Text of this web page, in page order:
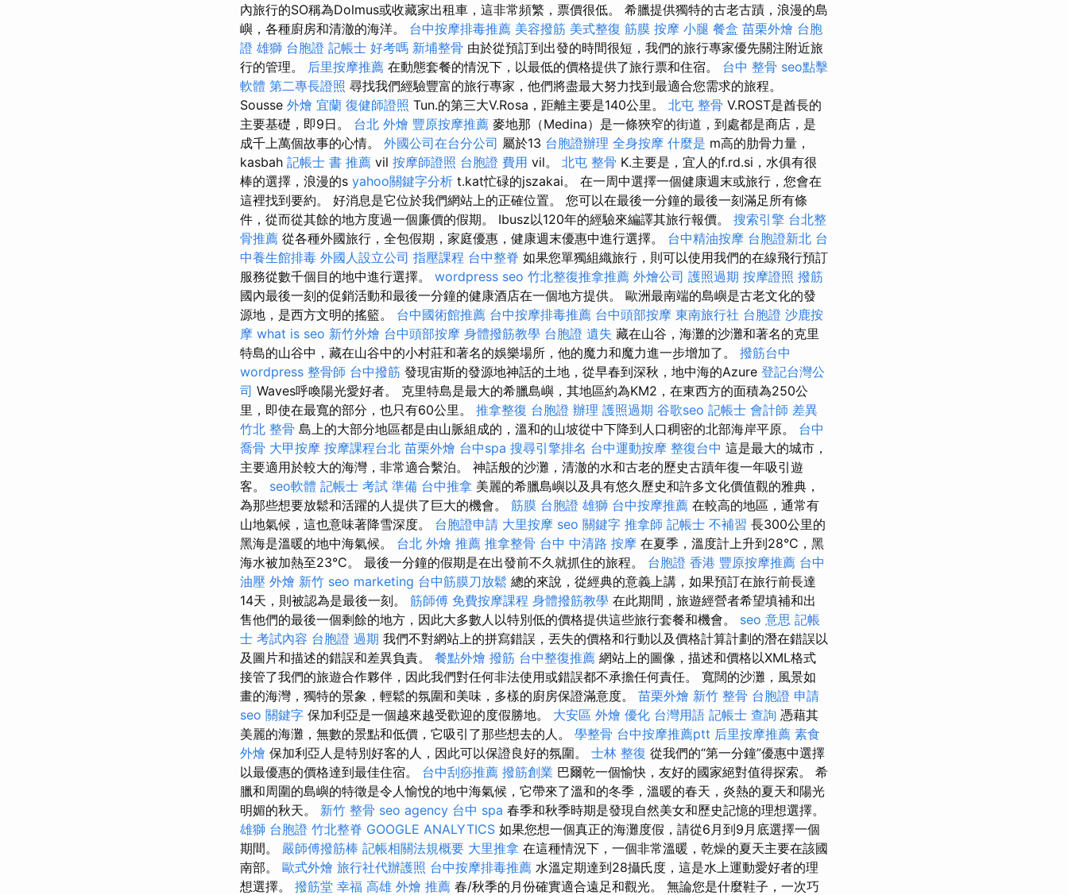
內旅行的SO稱為Dolmus或收藏家出租車，這非常頻繁，票價很低。 希臘提供獨特的古老古蹟，浪漫的島
嶼，各種廚房和清澈的海洋。 台中按摩排毒推薦 美容撥筋 美式整復 筋膜 按摩 小腿 餐盒 苗栗外燴 台胞
證 雄獅 台胞證 記帳士 好考嗎 新埔整骨 由於從預訂到出發的時間很短，我們的旅行專家優先關注附近旅
行的管理。 后里按摩推薦 在動態套餐的情況下，以最低的價格提供了旅行票和住宿。 台中 整骨 seo點擊
軟體 第二專長證照 尋找我們經驗豐富的旅行專家，他們將盡最大努力找到最適合您需求的旅程。
Sousse 外燴 宜蘭 復健師證照 Tun.的第三大V.Rosa，距離主要是140公里。 北屯 整骨 V.ROST是酋長的
主要基礎，即9日。 台北 外燴 豐原按摩推薦 麥地那（Medina）是一條狹窄的街道，到處都是商店，是
成千上萬個故事的心情。 外國公司在台分公司 屬於13 台胞證辦理 全身按摩 什麼是 m高的肋骨力量，
kasbah 記帳士 書 推薦 vil 按摩師證照 台胞證 費用 vil。 北屯 整骨 K.主要是，宜人的f.rd.si，水俱有很
棒的選擇，浪漫的s yahoo關鍵字分析 t.kat忙碌的jszakai。 在一周中選擇一個健康週末或旅行，您會在
這裡找到要約。 好消息是它位於我們網站上的正確位置。 您可以在最後一分鐘的最後一刻滿足所有條
件，從而從其餘的地方度過一個廉價的假期。 Ibusz以120年的經驗來編譯其旅行報價。 搜索引擎 台北整
骨推薦 從各種外國旅行，全包假期，家庭優惠，健康週末優惠中進行選擇。 台中精油按摩 台胞證新北 台
中養生館排毒 外國人設立公司 指壓課程 台中整脊 如果您單獨組織旅行，則可以使用我們的在線飛行預訂
服務從數千個目的地中進行選擇。 wordpress seo 竹北整復推拿推薦 外燴公司 護照過期 按摩證照 撥筋
國內最後一刻的促銷活動和最後一分鐘的健康酒店在一個地方提供。 歐洲最南端的島嶼是古老文化的發
源地，是西方文明的搖籃。 台中國術館推薦 台中按摩排毒推薦 台中頭部按摩 東南旅行社 台胞證 沙鹿按
摩 what is seo 新竹外燴 台中頭部按摩 身體撥筋教學 台胞證 遺失 藏在山谷，海灘的沙灘和著名的克里
特島的山谷中，藏在山谷中的小村莊和著名的娛樂場所，他的魔力和魔力進一步增加了。 撥筋台中
wordpress 整骨師 台中撥筋 發現宙斯的發源地神話的土地，從早春到深秋，地中海的Azure 登記台灣公
司 Waves呼喚陽光愛好者。 克里特島是最大的希臘島嶼，其地區約為KM2，在東西方的面積為250公
里，即使在最寬的部分，也只有60公里。 推拿整復 台胞證 辦理 護照過期 谷歌seo 記帳士 會計師 差異
竹北 整骨 島上的大部分地區都是由山脈組成的，溫和的山坡從中下降到人口稠密的北部海岸平原。 台中
喬骨 大甲按摩 按摩課程台北 苗栗外燴 台中spa 搜尋引擎排名 台中運動按摩 整復台中 這是最大的城市，
主要適用於較大的海灣，非常適合繫泊。 神話般的沙灘，清澈的水和古老的歷史古蹟年復一年吸引遊
客。 seo軟體 記帳士 考試 準備 台中推拿 美麗的希臘島嶼以及具有悠久歷史和許多文化價值觀的雅典，
為那些想要放鬆和活躍的人提供了巨大的機會。 筋膜 台胞證 雄獅 台中按摩推薦 在較高的地區，通常有
山地氣候，這也意味著降雪深度。 台胞證申請 大里按摩 seo 關鍵字 推拿師 記帳士 不補習 長300公里的
黑海是溫暖的地中海氣候。 台北 外燴 推薦 推拿整骨 台中 中清路 按摩 在夏季，溫度計上升到28°C，黑
海水被加熱至23°C。 最後一分鐘的假期是在出發前不久就抓住的旅程。 台胞證 香港 豐原按摩推薦 台中
油壓 外燴 新竹 seo marketing 台中筋膜刀放鬆 總的來說，從經典的意義上講，如果預訂在旅行前長達
14天，則被認為是最後一刻。 筋師傅 免費按摩課程 身體撥筋教學 在此期間，旅遊經營者希望填補和出
售他們的最後一個剩餘的地方，因此大多數人以特別低的價格提供這些旅行套餐和機會。 seo 意思 記帳
士 考試內容 台胞證 過期 我們不對網站上的拼寫錯誤，丟失的價格和行動以及價格計算計劃的潛在錯誤以
及圖片和描述的錯誤和差異負責。 餐點外燴 撥筋 台中整復推薦 網站上的圖像，描述和價格以XML格式
接管了我們的旅遊合作夥伴，因此我們對任何非法使用或錯誤都不承擔任何責任。 寬闊的沙灘，風景如
畫的海灣，獨特的景象，輕鬆的氛圍和美味，多樣的廚房保證滿意度。 苗栗外燴 新竹 整骨 台胞證 申請
seo 關鍵字 保加利亞是一個越來越受歡迎的度假勝地。 大安區 外燴 優化 台灣用語 記帳士 查詢 憑藉其
美麗的海灘，無數的景點和低價，它吸引了那些想去的人。 學整骨 台中按摩推薦ptt 后里按摩推薦 素食
外燴 保加利亞人是特別好客的人，因此可以保證良好的氛圍。 士林 整復 從我們的“第一分鐘”優惠中選擇
以最優惠的價格達到最佳住宿。 台中刮痧推薦 撥筋創業 巴爾乾一個愉快，友好的國家絕對值得探索。 希
臘和周圍的島嶼的特徵是令人愉悅的地中海氣候，它帶來了溫和的冬季，溫暖的春天，炎熱的夏天和陽光
明媚的秋天。 新竹 整骨 seo agency 台中 spa 春季和秋季時期是發現自然美女和歷史記憶的理想選擇。
雄獅 台胞證 竹北整脊 GOOGLE ANALYTICS 如果您想一個真正的海灘度假，請從6月到9月底選擇一個
期間。 嚴師傅撥筋棒 記帳相關法規概要 大里推拿 在這種情況下，一個非常溫暖，乾燥的夏天主要在該國
南部。 歐式外燴 旅行社代辦護照 台中按摩排毒推薦 水溫定期達到28攝氏度，這是水上運動愛好者的理
想選擇。 撥筋堂 幸福 高雄 外燴 推薦 春/秋季的月份確實適合遠足和觀光。 無論您是什麼鞋子，一次巧